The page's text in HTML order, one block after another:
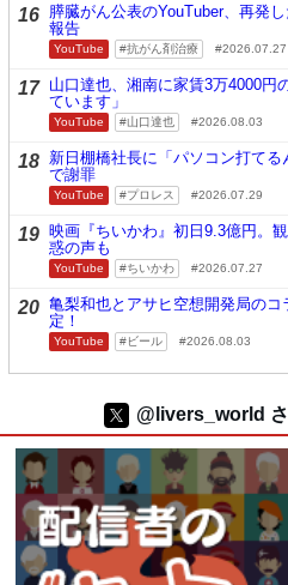
16 膵臓がん公表のYouTuber、再発
報告
YouTube 抗がん剤治療 2026.07.27
17 山口達也、湘南に家賃3万4000円
ています」
YouTube 山口達也 2026.08.03
18 新日棚橋社長に「パソコン打て
で謝罪
YouTube プロレス 2026.07.29
19 映画『ちいかわ』初日9.3億円。
惑の声も
YouTube ちいかわ 2026.07.27
20 亀梨和也とアサヒ空想開発局の
定！
YouTube ビール 2026.08.03
@livers_world